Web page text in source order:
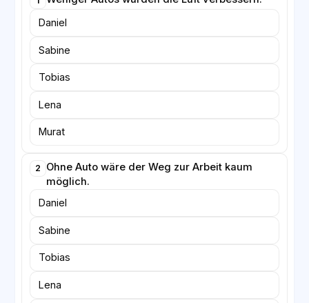
Daniel
Sabine
Tobias
Lena
Murat
2
Ohne Auto wäre der Weg zur Arbeit kaum
möglich.
Daniel
Sabine
Tobias
Lena